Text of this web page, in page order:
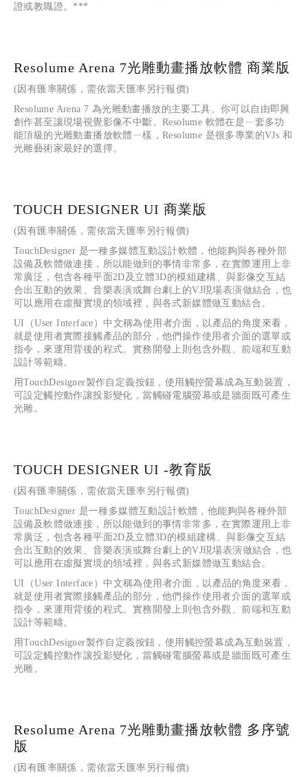
證或教職證。***
Resolume Arena 7光雕動畫播放軟體 商業版
(因有匯率關係，需依當天匯率另行報價)
Resolume Arena 7 為光雕動畫播放的主要工具。你可以自由即興
創作甚至讓現場視覺影像不中斷。Resolume 軟體在是ㄧ套多功
能頂級的光雕動畫播放軟體ㄧ樣，Resolume 是很多專業的VJs 和
光雕藝術家最好的選擇。
TOUCH DESIGNER UI 商業版
(因有匯率關係，需依當天匯率另行報價)
TouchDesigner 是一種多媒體互動設計軟體，他能夠與各種外部
設備及軟體做連接，所以能做到的事情非常多，在實際運用上非
常廣泛，包含各種平面2D及立體3D的模組建構、與影像交互結
合出互動的效果、音樂表演或舞台劇上的VJ現場表演做結合，也
可以應用在虛擬實境的領域裡，與各式新媒體做互動結合。
UI（User Interface）中文稱為使用者介面，以產品的角度來看，
就是使用者實際接觸產品的部分，他們操作使用者介面的選單或
指令，來運用背後的程式。實務開發上則包含外觀、前端和互動
設計等範疇。
用TouchDesigner製作自定義按鈕，使用觸控螢幕成為互動裝置，
可設定觸控動作讓投影變化，當觸碰電腦螢幕或是牆面既可產生
光雕。
TOUCH DESIGNER UI -教育版
(因有匯率關係，需依當天匯率另行報價)
TouchDesigner 是一種多媒體互動設計軟體，他能夠與各種外部
設備及軟體做連接，所以能做到的事情非常多，在實際運用上非
常廣泛，包含各種平面2D及立體3D的模組建構、與影像交互結
合出互動的效果、音樂表演或舞台劇上的VJ現場表演做結合，也
可以應用在虛擬實境的領域裡，與各式新媒體做互動結合。
UI（User Interface）中文稱為使用者介面，以產品的角度來看，
就是使用者實際接觸產品的部分，他們操作使用者介面的選單或
指令，來運用背後的程式。實務開發上則包含外觀、前端和互動
設計等範疇。
用TouchDesigner製作自定義按鈕，使用觸控螢幕成為互動裝置，
可設定觸控動作讓投影變化，當觸碰電腦螢幕或是牆面既可產生
光雕。
Resolume Arena 7光雕動畫播放軟體 多序號
版
(因有匯率關係，需依當天匯率另行報價)